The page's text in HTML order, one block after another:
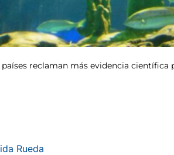
países reclaman más evidencia
Rueda